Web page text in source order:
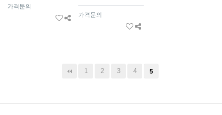
가격문의
가격문의
1 2 3 4 5